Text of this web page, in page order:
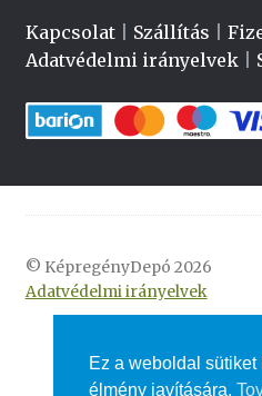
Kapcsolat| Szállítás
Adatvédelmi irányelvek|
© KépregényDepó 2026
Adatvédelmi irányelvek
Ez a weboldal
élmény javítására.